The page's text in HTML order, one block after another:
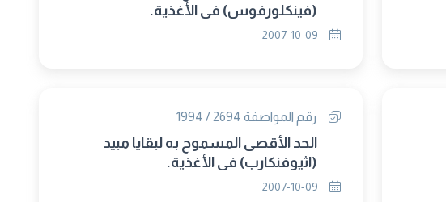
(فينكلورفوس) فى الأغذية.
رقم المواصفة 2694 / 1994
الحد الأقصى المسموح به لبقايا مبيد
(اثيوفنكارب) فى الأغذية.